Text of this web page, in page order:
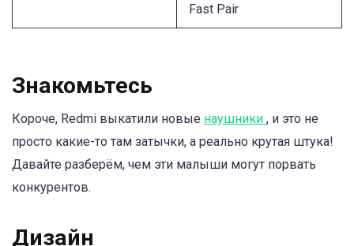
Fast Pair
Знакомьтесь
Короче, Redmi выкатили новые наушники , и это не
просто какие-то там затычки, а реально крутая штука!
Давайте разберём, чем эти малыши могут порвать
конкурентов.
Дизайн